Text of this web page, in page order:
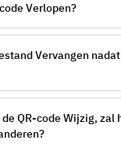
Verlopen?
Vervangen
QR-code Wijzig, zal